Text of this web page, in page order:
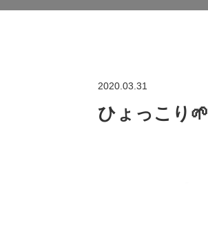
2020.03.31
ひょっこり🌱